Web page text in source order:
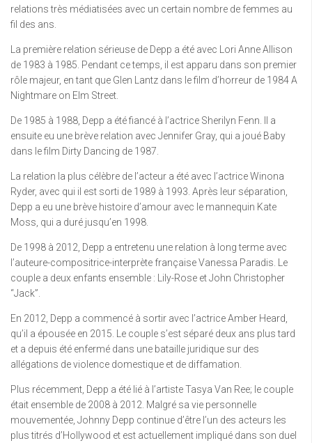
relations très médiatisées avec un certain nombre de femmes au
fil des ans.
La première relation sérieuse de Depp a été avec Lori Anne Allison
de 1983 à 1985. Pendant ce temps, il est apparu dans son premier
rôle majeur, en tant que Glen Lantz dans le film d’horreur de 1984 A
Nightmare on Elm Street.
De 1985 à 1988, Depp a été fiancé à l’actrice Sherilyn Fenn. Il a
ensuite eu une brève relation avec Jennifer Gray, qui a joué Baby
dans le film Dirty Dancing de 1987.
La relation la plus célèbre de l’acteur a été avec l’actrice Winona
Ryder, avec qui il est sorti de 1989 à 1993. Après leur séparation,
Depp a eu une brève histoire d’amour avec le mannequin Kate
Moss, qui a duré jusqu’en 1998.
De 1998 à 2012, Depp a entretenu une relation à long terme avec
l’auteure-compositrice-interprète française Vanessa Paradis. Le
couple a deux enfants ensemble : Lily-Rose et John Christopher
“Jack”.
En 2012, Depp a commencé à sortir avec l’actrice Amber Heard,
qu’il a épousée en 2015. Le couple s’est séparé deux ans plus tard
et a depuis été enfermé dans une bataille juridique sur des
allégations de violence domestique et de diffamation.
Plus récemment, Depp a été lié à l’artiste Tasya Van Ree; le couple
était ensemble de 2008 à 2012. Malgré sa vie personnelle
mouvementée, Johnny Depp continue d’être l’un des acteurs les
plus titrés d’Hollywood et est actuellement impliqué dans son duel